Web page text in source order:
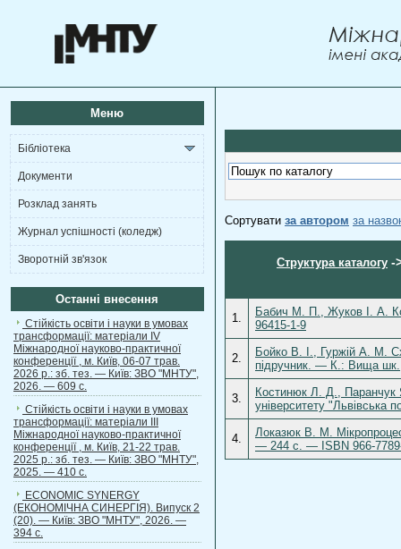
Меню
Бібліотека
Документи
Розклад занять
Журнал успішності (коледж)
Зворотній зв'язок
Останні внесення
Стійкість освіти і науки в умовах
трансформації: матеріали ІV
Міжнародної науково-практичної
конференції , м. Київ, 06-07 трав.
2026 р.: зб. тез. — Київ: ЗВО "МНТУ",
2026. — 609 с.
Стійкість освіти і науки в умовах
трансформації: матеріали ІІІ
Міжнародної науково-практичної
конференції , м. Київ, 21-22 трав.
2025 р.: зб. тез. — Київ: ЗВО "МНТУ",
2025. — 410 с.
ECONOMIC SYNERGY
(ЕКОНОМІЧНА СИНЕРГІЯ). Випуск 2
(20). — Київ: ЗВО "МНТУ", 2026. —
394 с.
Сортувати за автором за
Структура каталогу -
1.
Бабич М. П., Жуков І. А.
96415-1-9
2.
Бойко В. І., Гуржій А. М.
підручник. — К.: Вища
3.
Костинюк Л. Д., Паранчук
університету "Львівська
4.
Локазюк В. М.
— 244 с. — ISBN 966-